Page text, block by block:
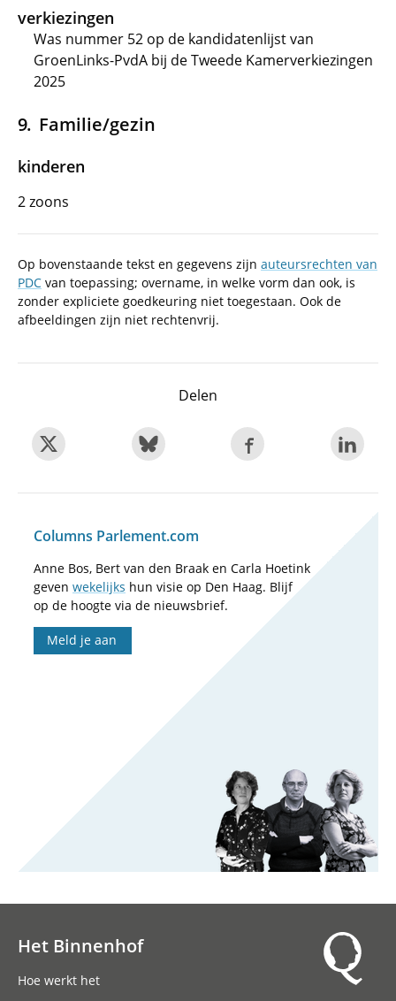
verkiezingen
Was nummer 52 op de kandidatenlijst van
GroenLinks-PvdA bij de Tweede Kamerverkiezingen
2025
Familie/gezin
kinderen
2 zoons
Op bovenstaande tekst en gegevens zijn auteursrechten van
PDC van toepassing; overname, in welke vorm dan ook, is
zonder expliciete goedkeuring niet toegestaan. Ook de
afbeeldingen zijn niet rechtenvrij.
Delen
Columns Parlement.com
Anne Bos, Bert van den Braak en Carla Hoetink
geven wekelijks hun visie op Den Haag. Blijf
op de hoogte via de nieuwsbrief.
Meld je aan
Het Binnenhof
Hoe werkt het